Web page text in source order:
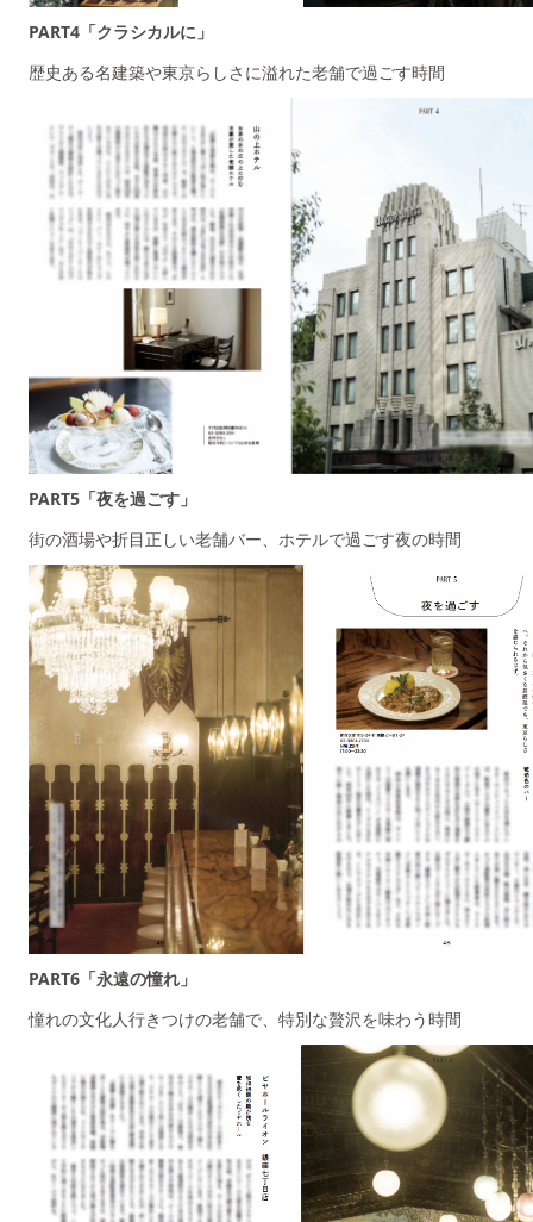
PART4「クラシカルに」
歴史ある名建築や東京らしさに溢れた老舗で過ごす時間
PART5「夜を過ごす」
街の酒場や折目正しい老舗バー、ホテルで過ごす夜の時間
PART6「永遠の憧れ」
憧れの文化人行きつけの老舗で、特別な贅沢を味わう時間